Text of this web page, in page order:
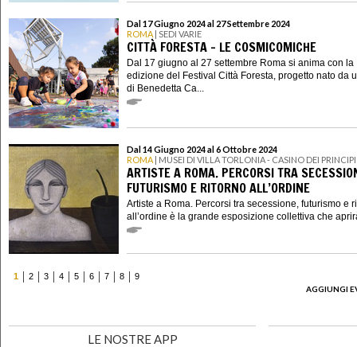
Dal 17 Giugno 2024 al 27 Settembre 2024
ROMA | SEDI VARIE
CITTÀ FORESTA - LE COSMICOMICHE
Dal 17 giugno al 27 settembre Roma si anima con la
edizione del Festival Città Foresta, progetto nato da
di Benedetta Ca...
Dal 14 Giugno 2024 al 6 Ottobre 2024
ROMA | MUSEI DI VILLA TORLONIA - CASINO DEI PRINCIPI
ARTISTE A ROMA. PERCORSI TRA
FUTURISMO E RITORNO ALL’ORDINE
Artiste a Roma. Percorsi tra secessione, futurismo e
all’ordine è la grande esposizione collettiva che
1 2 3 4 5 6 7 8
9
AGGIUNGI
LE NOSTRE APP